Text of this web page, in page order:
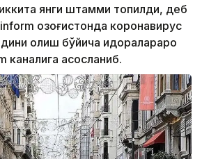
янги штамми топилди, деб
Қозоғистонда коронавирус
олиш бўйича идоралараро
каналига асосланиб.